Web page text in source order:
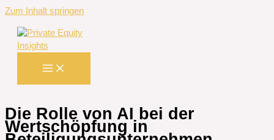
Zum Inhalt springen
Die Rolle von AI bei der
Wertschöpfung in